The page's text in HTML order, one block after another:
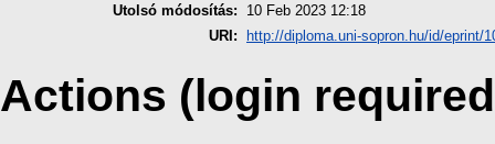
Utolsó módosítás:
10 Feb 2023 12:18
URI:
http://diploma.uni-sopron.hu/id/eprint/
Actions (login